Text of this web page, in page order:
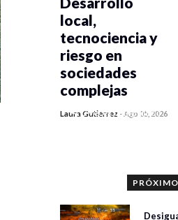
0 veces compartido
local,
tecnociencia y
riesgo en
sociedades
complejas
Laura Gutiérrez -Ago 05, 2026